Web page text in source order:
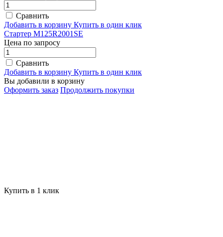
Сравнить
Добавить в корзину Купить в один клик
Стартер M125R2001SE
Цена по запросу
Сравнить
Добавить в корзину Купить в один клик
Вы добавили в корзину
Оформить заказ Продолжить покупки
Купить в 1 клик